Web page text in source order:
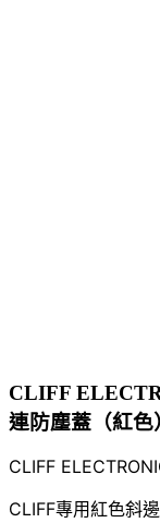
CLIFF
連防塵蓋（紅色
CLIFF
CLIFF專用紅色斜